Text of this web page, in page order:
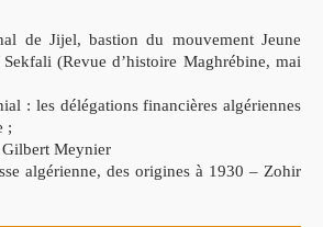
de Jijel, bastion du mouvement Jeune
(Revue d’histoire Maghrébine, mai
: les délégations financières algériennes
;
Meynier
algérienne, des origines à 1930 – Zohir